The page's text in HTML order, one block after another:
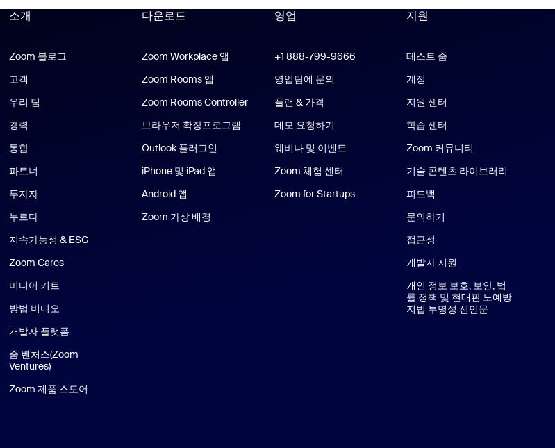
소개
Zoom 블로그
고객
우리 팀
경력
통합
파트너
투자자
누르다
지속가능성 & ESG
Zoom Cares
미디어 키트
방법 비디오
개발자 플랫폼
줌 벤처스(Zoom
Ventures)
Zoom 제품 스토어
다운로드
Zoom Workplace 앱
Zoom Workplace 앱
Zoom Rooms 앱
Zoom Rooms 앱
Zoom Rooms Controller
브라우저 확장프로그램
Outlook 플러그인
iPhone 및 iPad 앱
iPhone 및 iPad 앱
Android 앱
Zoom 가상 배경
영업
+1 888-799-9666 클릭하여 통화
영업팀에 문의
플랜 & 가격
데모 요청하기
웨비나 및 이벤트
Zoom 체험 센터 Zoom 체험 센터
Zoom for StartupsZoom for Startups
지원
지원
테스트 줌
계정
지원 센터
학습 센터
Zoom 커뮤니티
기술 콘텐츠 라이브러리
피드백
문의하기
접근성
개발자 지원
개인 정보 보호, 보안, 법
률 정책 및 현대판 노예방
지법 투명성 선언문